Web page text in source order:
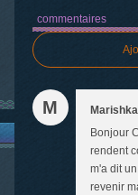
commentaires
M
Marishka
Bonjour
rendent
m'a dit
revenir